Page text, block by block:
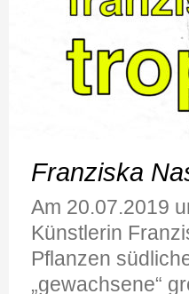
Franziska
Am 20.07.2019
Künstlerin
Pflanzen
„gewachsene“